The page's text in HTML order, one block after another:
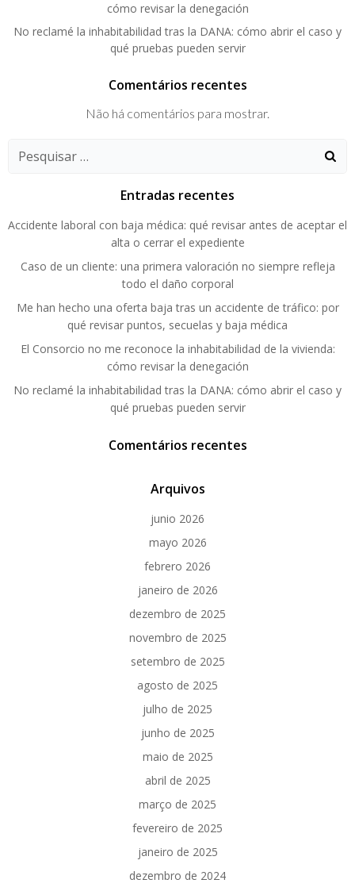
cómo revisar la denegación
No reclamé la inhabitabilidad tras la DANA: cómo abrir el caso y
qué pruebas pueden servir
Comentários recentes
Não há comentários para mostrar.
Pesquisar:
Entradas recentes
Accidente laboral con baja médica: qué revisar antes de aceptar el
alta o cerrar el expediente
Caso de un cliente: una primera valoración no siempre refleja
todo el daño corporal
Me han hecho una oferta baja tras un accidente de tráfico: por
qué revisar puntos, secuelas y baja médica
El Consorcio no me reconoce la inhabitabilidad de la vivienda:
cómo revisar la denegación
No reclamé la inhabitabilidad tras la DANA: cómo abrir el caso y
qué pruebas pueden servir
Comentários recentes
Arquivos
junio 2026
mayo 2026
febrero 2026
janeiro de 2026
dezembro de 2025
novembro de 2025
setembro de 2025
agosto de 2025
julho de 2025
junho de 2025
maio de 2025
abril de 2025
março de 2025
fevereiro de 2025
janeiro de 2025
dezembro de 2024